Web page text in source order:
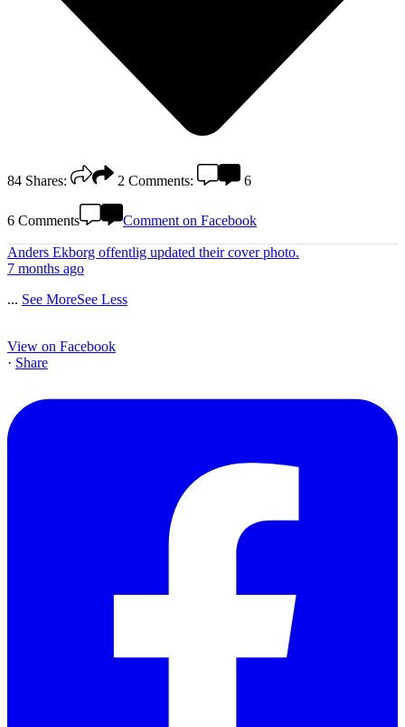
84 Shares: 2 Comments: 6
6 Comments Comment on Facebook
Anders Ekborg offentlig updated their cover photo.
7 months ago
... See MoreSee Less
View on Facebook
· Share